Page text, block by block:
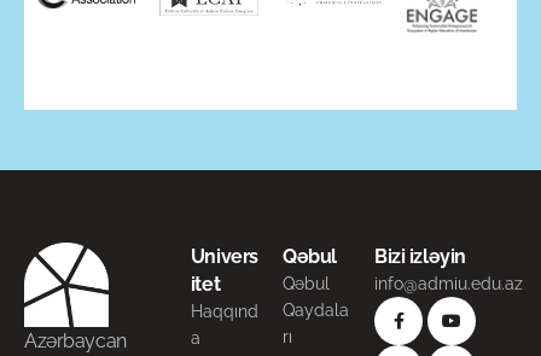
Azərbaycan
Univers
itet
Haqqınd
a
Qəbul
Qəbul
Qaydala
rı
Bizi izləyin
info@admiu.edu.az